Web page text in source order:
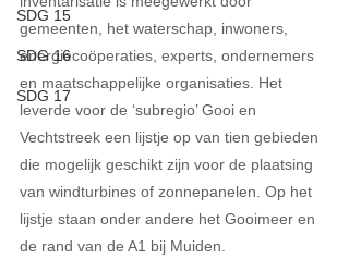
SDG 15
SDG 16
SDG 17
gemeenten, het waterschap, inwoners,
energiecoöperaties, experts, ondernemers
en maatschappelijke organisaties. Het
leverde voor de ‘subregio’ Gooi en
Vechtstreek een lijstje op van tien gebieden
die mogelijk geschikt zijn voor de plaatsing
van windturbines of zonnepanelen. Op het
lijstje staan onder andere het Gooimeer en
de rand van de A1 bij Muiden.